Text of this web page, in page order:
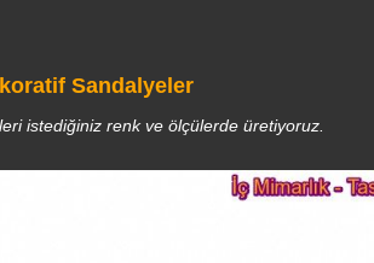
Sandalyeler
istediğiniz renk ve ölçülerde üretiyoruz.